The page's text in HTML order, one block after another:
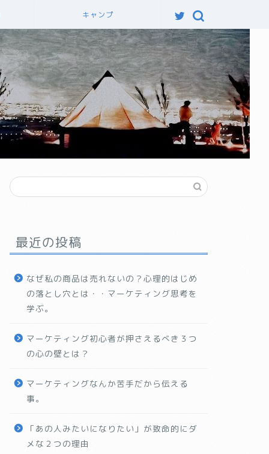
キャンプ
最近の投稿
なぜ私の商品は売れないの？心理的はじめ
の落とし穴とは・・マーケティング思考を
学ぶ。
マーケティング初心者が押さえるべき３つ
の心の壁とは？
マーケティングなんか苦手だから伝える
事。
「あの人みたいになりたい」が致命的にダ
メな２つの理由